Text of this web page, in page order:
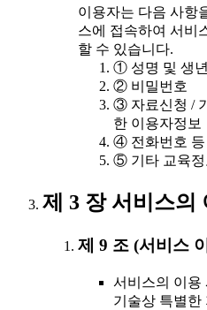
이용자는 다음 사항
스에 접속하여 서비
할 수 있습니다.
① 성명 및 생
② 비밀번호
③ 자료신청 /
한 이용자정보
④ 전화번호 등
⑤ 기타 교육정
제 3 장 서비스의
제 9 조 (서비스
서비스의 이용
기술상 특별한